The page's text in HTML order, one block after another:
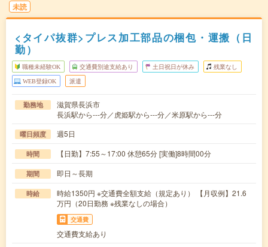
未読
<タイパ抜群>プレス加工部品の梱包・運搬（日
勤）
職種未経験OK 交通費別途支給あり 土日祝日が休み 残業なし
WEB登録OK 派遣
勤務地
滋賀県長浜市
長浜駅から---分／虎姫駅から---分／米原駅から---分
曜日頻度 週5日
時間 【日勤】7:55～17:00 休憩65分 [実働]8時間00分
期間 即日～長期
時給
時給1350円 ※交通費全額支給（規定あり） 【月収例】21.6
万円（20日勤務 ※残業なしの場合）
交通費
交通費支給あり